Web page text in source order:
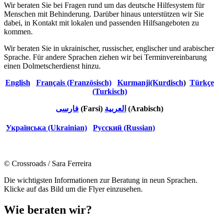
Wir beraten Sie bei Fragen rund um das deutsche Hilfesystem für
Menschen mit Behinderung. Darüber hinaus unterstützen wir Sie
dabei, in Kontakt mit lokalen und passenden Hilfsangeboten zu
kommen.
Wir beraten Sie in ukrainischer, russischer, englischer und arabischer
Sprache. Für andere Sprachen ziehen wir bei Terminvereinbarung
einen Dolmetscherdienst hinzu.
English
Français (Französisch) Kurmanji(Kurdisch) Türkçe
(Turkisch)
فارسی (Farsi) العربية (Arabisch)
Українська (Ukrainian) Русский (Russian)
© Crossroads / Sara Ferreira
Die wichtigsten Informationen zur Beratung in neun Sprachen.
Klicke auf das Bild um die Flyer einzusehen.
Wie beraten wir?